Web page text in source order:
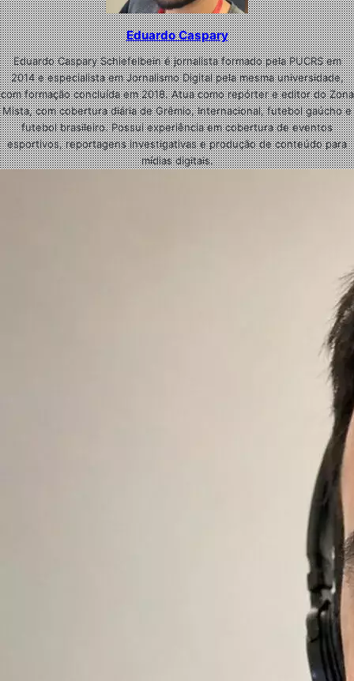
Eduardo Caspary
Eduardo Caspary Schiefelbein é jornalista formado pela PUCRS em
2014 e especialista em Jornalismo Digital pela mesma universidade,
com formação concluída em 2018. Atua como repórter e editor do Zona
Mista, com cobertura diária de Grêmio, Internacional, futebol gaúcho e
futebol brasileiro. Possui experiência em cobertura de eventos
esportivos, reportagens investigativas e produção de conteúdo para
mídias digitais.